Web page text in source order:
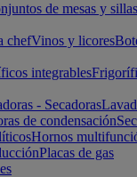
de mesas y
chefVinos y licores
integrables
- Secadoras
de condensación
Hornos
Placas de gas